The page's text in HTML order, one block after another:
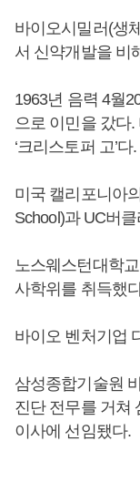
바이오시밀러(생
서 신약개발을 비
1963년 음력 4월
으로 이민을 갔다
‘크리스토퍼 고’다.
미국 캘리포니아
School)과 UC버
노스웨스턴대학
사학위를 취득했
바이오 벤처기업
삼성종합기술원
진단 전무를 거쳐
이사에 선임됐다.